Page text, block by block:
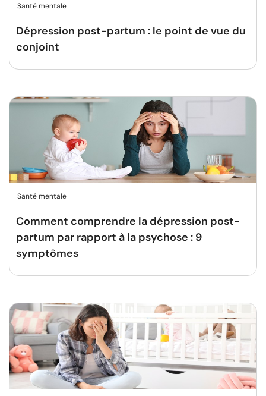
Santé mentale
Dépression post-partum : le point de vue du
conjoint
Santé mentale
Comment comprendre la dépression post-
partum par rapport à la psychose : 9
symptômes